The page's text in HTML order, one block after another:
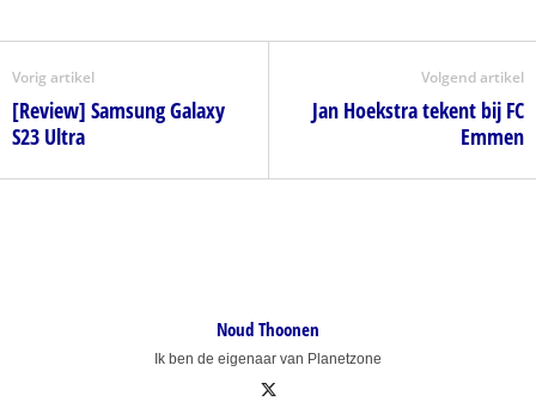
Vorig artikel
[Review] Samsung Galaxy
S23 Ultra
Volgend artikel
Jan Hoekstra tekent bij FC
Emmen
Noud Thoonen
Ik ben de eigenaar van Planetzone